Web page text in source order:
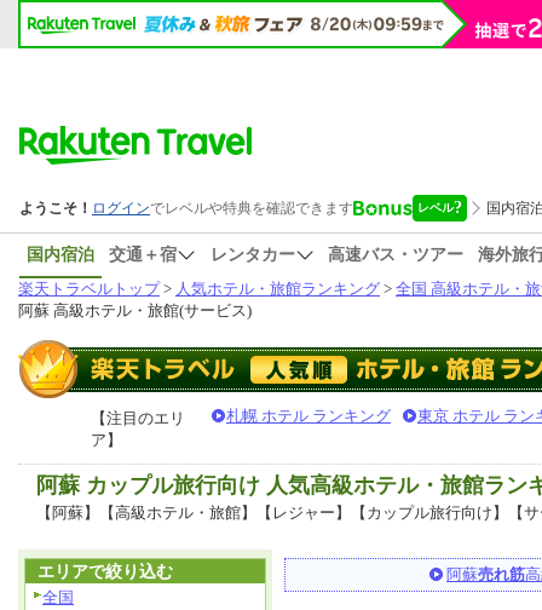
国内宿泊 交通＋宿 レンタカー 高速バス・ツアー
海外旅
楽天トラベルトップ> 人気ホテル・旅館ランキング > 全国 高級ホテル・
阿蘇 高級ホテル・旅館(サービス)
【注目のエリ
ア】
札幌 ホテル ランキング 東京 ホテル ラン
阿蘇 カップル旅行向け 人気高級ホテル・旅館ラン
【阿蘇】【高級ホテル・旅館】【レジャー】【カップル旅行向け】【
阿蘇売れ筋
エリアで絞り込む
全国